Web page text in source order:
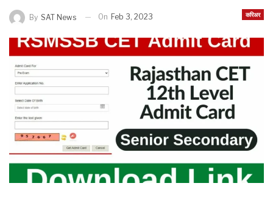
करिअर
By SAT News On Feb 3, 2023